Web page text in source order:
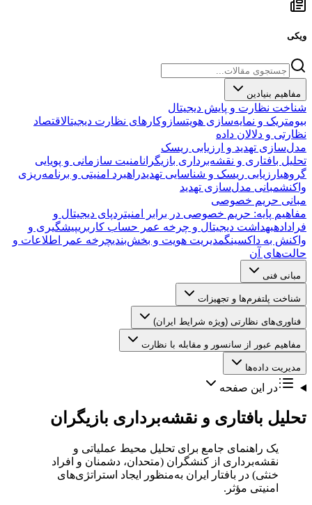
ویکی
مفاهیم بنیادین
شناخت نظارت و پایش دیجیتال
بیومتریک و نمایه‌سازی هویتسازوکارهای نظارت دیجیتالاقتصاد
نظارتی و دلالان داده
مدل‌سازی تهدید و ارزیابی ریسک
تحلیل بافتاری و نقشه‌برداری بازیگرانامنیت سازمانی و پویایی
گروهیارزیابی ریسک و شناسایی تهدیدراهبرد امنیتی و برنامه‌ریزی
واکنشمبانی مدل‌سازی تهدید
مبانی حریم خصوصی
مفاهیم پایه: حریم خصوصی در برابر امنیتردپای دیجیتال و
فرادادهبهداشت دیجیتال و چرخه عمر حساب کاربریپیشگیری و
واکنش به داکسینگمدیریت هویت و بخش‌بندیچرخه عمر اطلاعات و
حالت‌های آن
مبانی فنی
شناخت پلتفرم‌ها و تجهیزات
فناوری‌های نظارتی (ویژه شرایط ایران)
مفاهیم عبور از سانسور و مقابله با نظارت
مدیریت داده‌ها
در این صفحه
تحلیل بافتاری و نقشه‌برداری بازیگران
یک راهنمای جامع برای تحلیل محیط عملیاتی و
نقشه‌برداری از کنشگران (متحدان، دشمنان و افراد
خنثی) در بافتار ایران به‌منظور ایجاد استراتژی‌های
امنیتی مؤثر.